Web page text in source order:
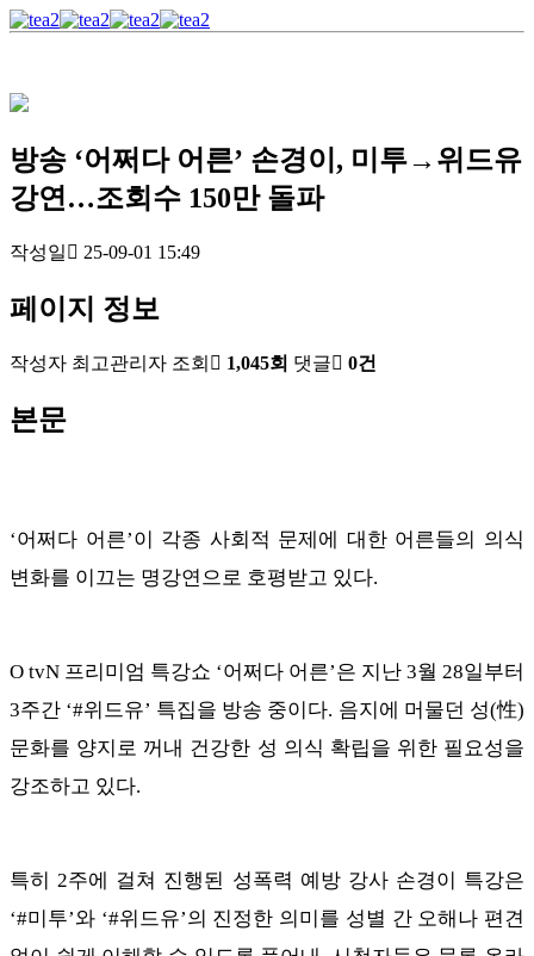
방송 ‘어쩌다 어른’ 손경이, 미투→위드유
강연…조회수 150만 돌파
작성일 25-09-01 15:49
페이지 정보
작성자 최고관리자 조회 1,045회 댓글 0건
본문
‘어쩌다 어른’이 각종 사회적 문제에 대한 어른들의 의식
변화를 이끄는 명강연으로 호평받고 있다.
O tvN 프리미엄 특강쇼 ‘어쩌다 어른’은 지난 3월 28일부터
3주간 ‘#위드유’ 특집을 방송 중이다. 음지에 머물던 성(性)
문화를 양지로 꺼내 건강한 성 의식 확립을 위한 필요성을
강조하고 있다.
특히 2주에 걸쳐 진행된 성폭력 예방 강사 손경이 특강은
‘#미투’와 ‘#위드유’의 진정한 의미를 성별 간 오해나 편견